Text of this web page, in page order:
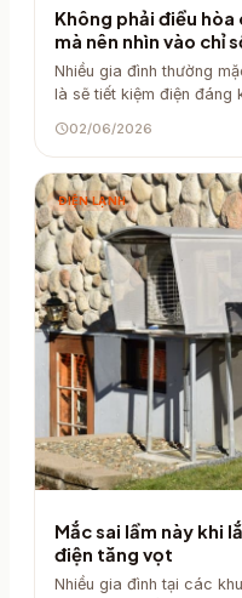
Không phải điều
mà nên nhìn vào chỉ
Nhiều gia đình thường
là sẽ tiết kiệm điện đáng
schedule02/06/2026
ĐIỆN LẠNH
Mắc sai lầm này khi
điện tăng vọt
Nhiều gia đình tại các